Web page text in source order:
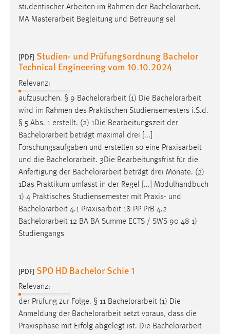
studentischer Arbeiten im Rahmen der Bachelorarbeit.
MA Masterarbeit Begleitung und Betreuung sel
[PDF] Studien- und Prüfungsordnung Bachelor
Technical Engineering vom 10.10.2024
Relevanz:
aufzusuchen. § 9 Bachelorarbeit (1) Die Bachelorarbeit
wird im Rahmen des Praktischen Studiensemesters i.S.d.
§ 5 Abs. 1 erstellt. (2) 1Die Bearbeitungszeit der
Bachelorarbeit beträgt maximal drei [...]
Forschungsaufgaben und erstellen so eine Praxisarbeit
und die Bachelorarbeit. 3Die Bearbeitungsfrist für die
Anfertigung der Bachelorarbeit beträgt drei Monate. (2)
1Das Praktikum umfasst in der Regel [...] Modulhandbuch
1) 4 Praktisches Studiensemester mit Praxis- und
Bachelorarbeit 4.1 Praxisarbeit 18 PP PrB 4.2
Bachelorarbeit 12 BA BA Summe ECTS / SWS 90 48 1)
Studiengangs
[PDF] SPO HD Bachelor Schie 1
Relevanz:
der Prüfung zur Folge. § 11 Bachelorarbeit (1) Die
Anmeldung der Bachelorarbeit setzt voraus, dass die
Praxisphase mit Erfolg abgelegt ist. Die Bachelorarbeit
fe_user, be_user, be_lastLoginProvider
Dieser Cookie ist notwendig um sich an der Website
einloggen zu können.
Cookie Laufzeit:
STATISTIK
Statistik Cookies erfassen Informationen anonym.
Diese Informationen helfen uns zu verstehen, wie
unsere Besucher unsere Website nutzen.
Matomo
_pk_ref, _pk_cvar, _pk_id, _pk_ses
Zweck:
Zugriffsstatistik
Cookie Laufzeit:
Max. 13 Monate